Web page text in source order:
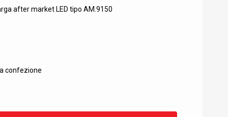
after market LED tipo AM.9150
confezione